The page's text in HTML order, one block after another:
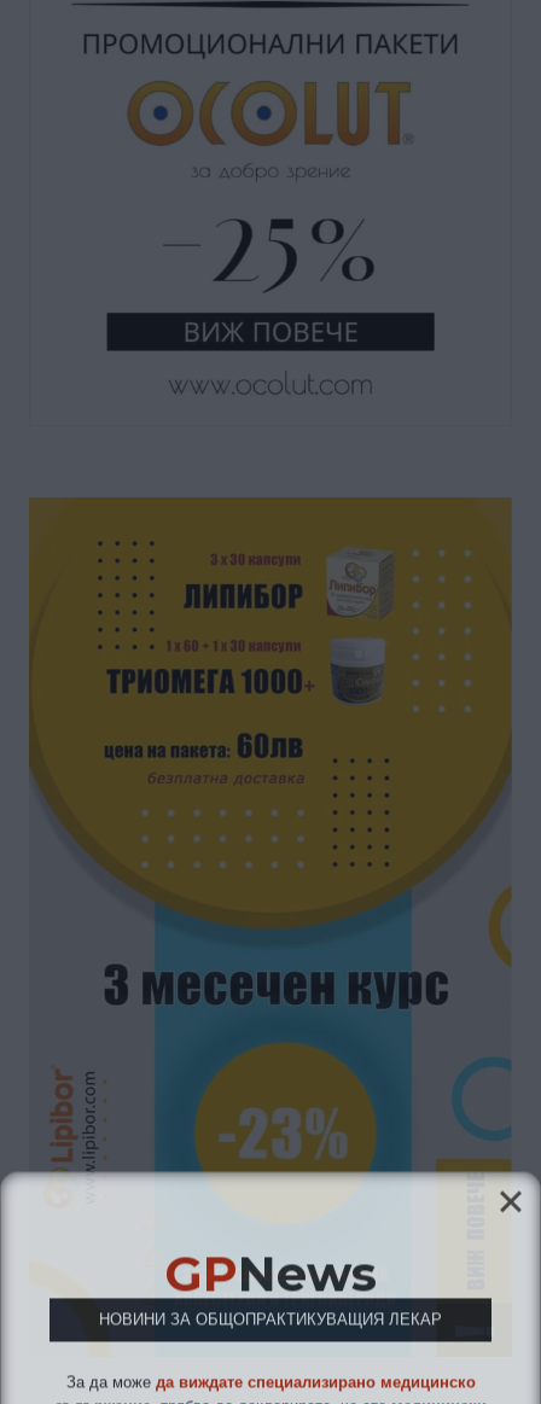
GPNews
НОВИНИ ЗА ОБЩОПРАКТИКУВАЩИЯ ЛЕКАР
съдържание , трябва да декларирате, че стемедицински